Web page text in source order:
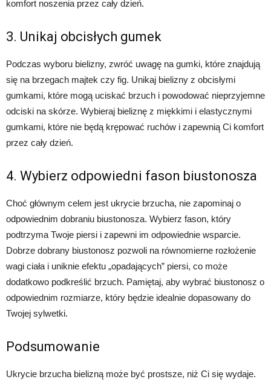
komfort noszenia przez cały dzień.
3. Unikaj obcisłych gumek
Podczas wyboru bielizny, zwróć uwagę na gumki, które znajdują
się na brzegach majtek czy fig. Unikaj bielizny z obcisłymi
gumkami, które mogą uciskać brzuch i powodować nieprzyjemne
odciski na skórze. Wybieraj bieliznę z miękkimi i elastycznymi
gumkami, które nie będą krępować ruchów i zapewnią Ci komfort
przez cały dzień.
4. Wybierz odpowiedni fason biustonosza
Choć głównym celem jest ukrycie brzucha, nie zapominaj o
odpowiednim dobraniu biustonosza. Wybierz fason, który
podtrzyma Twoje piersi i zapewni im odpowiednie wsparcie.
Dobrze dobrany biustonosz pozwoli na równomierne rozłożenie
wagi ciała i uniknie efektu „opadających” piersi, co może
dodatkowo podkreślić brzuch. Pamiętaj, aby wybrać biustonosz o
odpowiednim rozmiarze, który będzie idealnie dopasowany do
Twojej sylwetki.
Podsumowanie
Ukrycie brzucha bielizną może być prostsze, niż Ci się wydaje.